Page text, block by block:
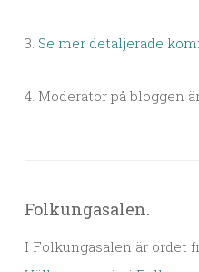
3. Se mer detaljerade
4. Moderator på bloggen
Folkungasalen.
I Folkungasalen är ordet